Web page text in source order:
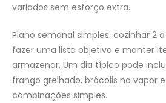
variados sem esforço extra.
Plano semanal simples: cozinhar 2
fazer uma lista objetiva e manter
armazenar. Um dia típico pode
frango grelhado, brócolis no vapor
combinações simples.